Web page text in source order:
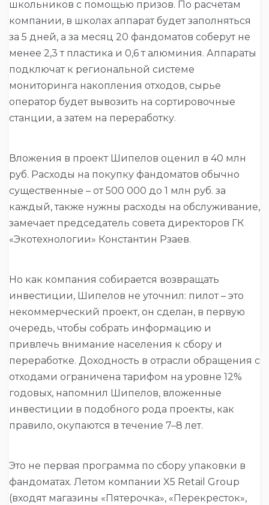
школьников с помощью призов. По расчетам
компании, в школах аппарат будет заполняться
за 5 дней, а за месяц 20 фандоматов соберут не
менее 2,3 т пластика и 0,6 т алюминия. Аппараты
подключат к региональной системе
мониторинга накопления отходов, сырье
оператор будет вывозить на сортировочные
станции, а затем на переработку.
Вложения в проект Шипелов оценил в 40 млн
руб. Расходы на покупку фандоматов обычно
существенные – от 500 000 до 1 млн руб. за
каждый, также нужны расходы на обслуживание,
замечает председатель совета директоров ГК
«Экотехнологии» Константин Рзаев.
Но как компания собирается возвращать
инвестиции, Шипелов не уточнил: пилот – это
некоммерческий проект, он сделан, в первую
очередь, чтобы собрать информацию и
привлечь внимание населения к сбору и
переработке. Доходность в отрасли обращения с
отходами ограничена тарифом на уровне 12%
годовых, напомнил Шипелов, вложенные
инвестиции в подобного рода проекты, как
правило, окупаются в течение 7–8 лет.
Это не первая программа по сбору упаковки в
фандоматах. Летом компании X5 Retail Group
(входят магазины «Пятерочка», «Перекресток»,